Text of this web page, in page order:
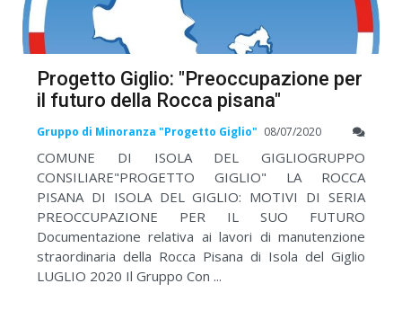
Progetto Giglio: "Preoccupazione per
il futuro della Rocca pisana"
Gruppo di Minoranza "Progetto Giglio" 08/07/2020
COMUNE DI ISOLA DEL GIGLIOGRUPPO
CONSILIARE"PROGETTO GIGLIO" LA ROCCA
PISANA DI ISOLA DEL GIGLIO: MOTIVI DI SERIA
PREOCCUPAZIONE PER IL SUO FUTURO
Documentazione relativa ai lavori di manutenzione
straordinaria della Rocca Pisana di Isola del Giglio
LUGLIO 2020 Il Gruppo Con ...